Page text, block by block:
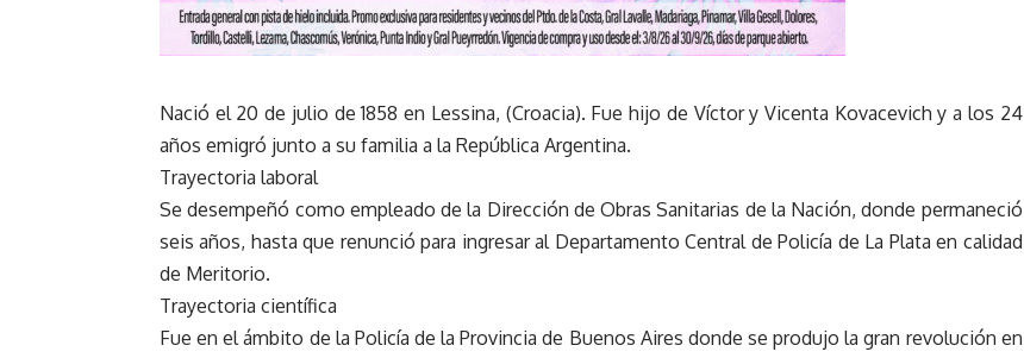
Nació el 20 de julio de 1858 en Lessina, (Croacia). Fue hijo de Víctor y Vicenta Kovacevich y a los 24
años emigró junto a su familia a la República Argentina.
Trayectoria laboral
Se desempeñó como empleado de la Dirección de Obras Sanitarias de la Nación, donde permaneció
seis años, hasta que renunció para ingresar al Departamento Central de Policía de La Plata en calidad
de Meritorio.
Trayectoria científica
Fue en el ámbito de la Policía de la Provincia de Buenos Aires donde se produjo la gran revolución en